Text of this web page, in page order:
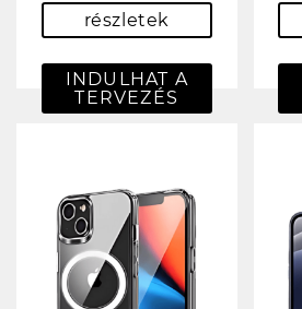
részletek
INDULHAT A
TERVEZÉS